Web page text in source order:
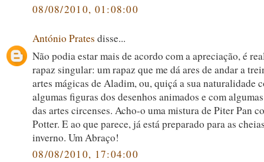
08/08/2010, 01:08:00
António Prates disse...
Não podia estar mais de acordo com a apreciação, é
rapaz singular: um rapaz que me dá ares de andar a
artes mágicas de Aladim, ou, quiçá a sua naturalidade
algumas figuras dos desenhos animados e com
das artes circenses. Acho-o uma mistura de Piter Pan
Potter. E ao que parece, já está preparado para as
inverno. Um Abraço!
08/08/2010, 17:04:00